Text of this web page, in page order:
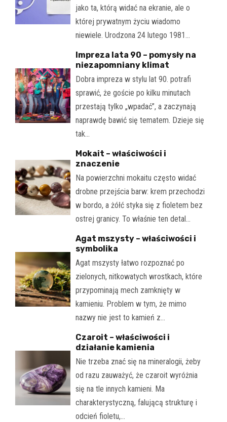
jako ta, którą widać na ekranie, ale o
której prywatnym życiu wiadomo
niewiele. Urodzona 24 lutego 1981…
Impreza lata 90 – pomysły na
niezapomniany klimat
Dobra impreza w stylu lat 90. potrafi
sprawić, że goście po kilku minutach
przestają tylko „wpadać”, a zaczynają
naprawdę bawić się tematem. Dzieje się
tak…
Mokait – właściwości i
znaczenie
Na powierzchni mokaitu często widać
drobne przejścia barw: krem przechodzi
w bordo, a żółć styka się z fioletem bez
ostrej granicy. To właśnie ten detal…
Agat mszysty – właściwości i
symbolika
Agat mszysty łatwo rozpoznać po
zielonych, nitkowatych wrostkach, które
przypominają mech zamknięty w
kamieniu. Problem w tym, że mimo
nazwy nie jest to kamień z…
Czaroit – właściwości i
działanie kamienia
Nie trzeba znać się na mineralogii, żeby
od razu zauważyć, że czaroit wyróżnia
się na tle innych kamieni. Ma
charakterystyczną, falującą strukturę i
odcień fioletu,…